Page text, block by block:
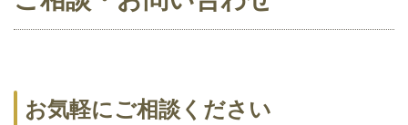
お気軽にご相談ください